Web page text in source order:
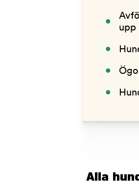
upp
Alla